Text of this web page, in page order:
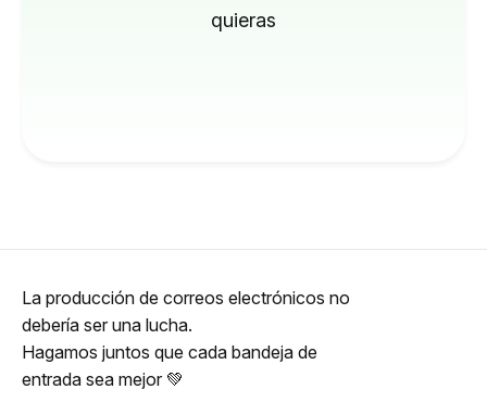
quieras
La producción de correos electrónicos no
debería ser una lucha.
Hagamos juntos que cada bandeja de
entrada sea mejor 💚